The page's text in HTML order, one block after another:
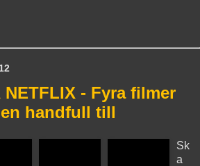
NETFLIX - Fyra filmer
handfull till
Sk
a